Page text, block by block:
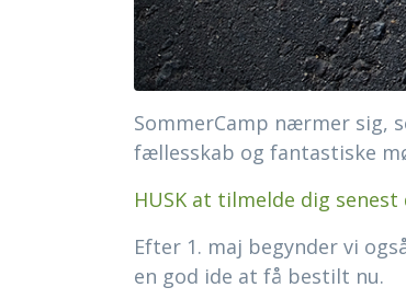
SommerCamp nærmer sig,
fællesskab og fantastiske
HUSK at tilmelde dig senest
Efter 1. maj begynder vi
en god ide at få bestilt nu.